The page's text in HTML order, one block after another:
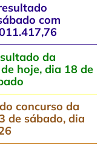
com
da
hoje, dia 18 de
concurso da
de sábado, dia